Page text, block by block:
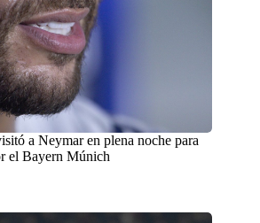
a Neymar en plena noche para
el Bayern Múnich